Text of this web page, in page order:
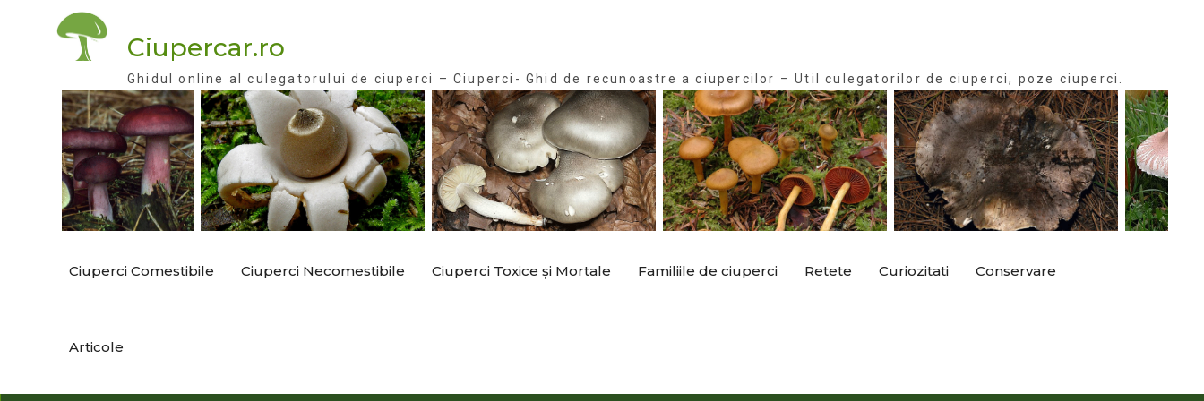
Ciupercar.ro
Ghidul online al culegatorului de ciuperci – Ciuperci- Ghid de recunoastre a ciupercilor – Util culegatorilor de ciuperci, poze ciuperci.
Ciuperci Comestibile Ciuperci Necomestibile Ciuperci Toxice și Mortale Familiile de ciuperci Retete Curiozitati Conservare
Articole